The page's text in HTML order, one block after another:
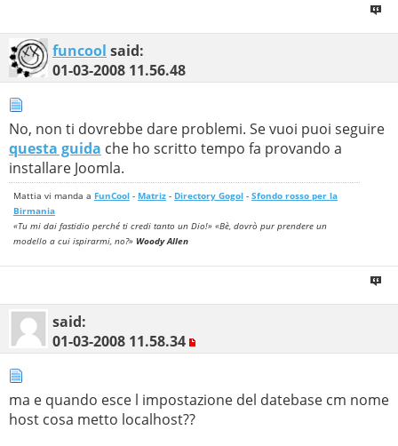
funcool said:
01-03-2008 11.56.48
No, non ti dovrebbe dare problemi. Se vuoi puoi seguire
questa guida che ho scritto tempo fa provando a
installare Joomla.
Mattia vi manda a FunCool - Matriz - Directory Gogol - Sfondo rosso per la
Birmania
«Tu mi dai fastidio perché ti credi tanto un Dio!» «Bè, dovrò pur prendere un
modello a cui ispirarmi, no?» Woody Allen
said:
01-03-2008 11.58.34
ma e quando esce l impostazione del datebase cm nome
host cosa metto localhost??